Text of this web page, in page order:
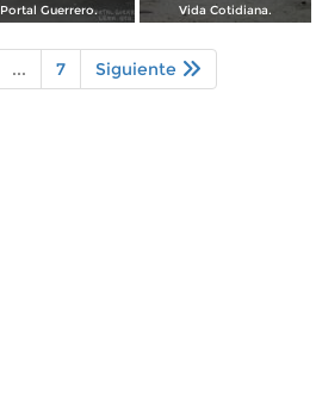
Portal Guerrero. Vida Cotidiana.
... 7 Siguiente